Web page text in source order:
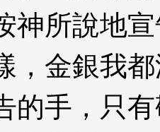
神所說地
，金銀我
的手，只